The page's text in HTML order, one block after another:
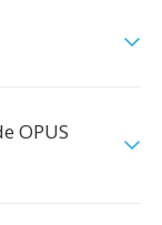
OPUS